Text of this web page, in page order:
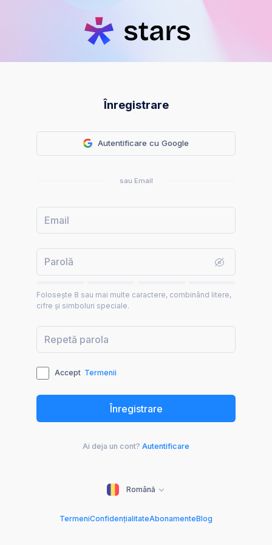
Înregistrare
Autentificare cu Google
sau Email
Folosește 8 sau mai multe caractere, combinând litere,
cifre și simboluri speciale.
Accept Termenii
Ai deja un cont? Autentificare
Română
TermeniConfidențialitateAbonamenteBlog